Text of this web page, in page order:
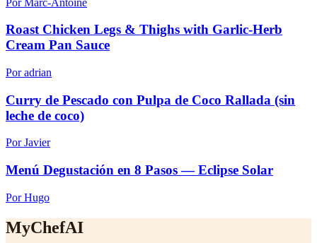
Roast Chicken Legs & Thighs with Garlic-Herb
Cream Pan Sauce
Por adrian
Curry de Pescado con Pulpa de Coco Rallada (sin
leche de coco)
Por Javier
Menú Degustación en 8 Pasos — Eclipse Solar
Por Hugo
MyChefAI